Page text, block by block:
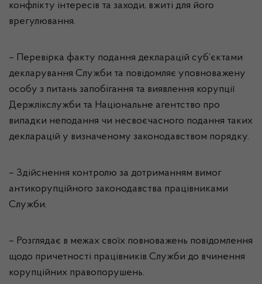
конфлікту інтересів та заходи, вжиті для його
врегулювання.
– Перевірка факту подання декларацій суб’єктами
декларування Служби та повідомляє уповноважену
особу з питань запобігання та виявлення корупції
Держлікслужби та Національне агентство про
випадки неподання чи несвоєчасного подання таких
декларацій у визначеному законодавством порядку.
– Здійснення контролю за дотриманням вимог
антикорупційного законодавства працівниками
Служби.
– Розглядає в межах своїх повноважень повідомлення
щодо причетності працівників Служби до вчинення
корупційних правопорушень.